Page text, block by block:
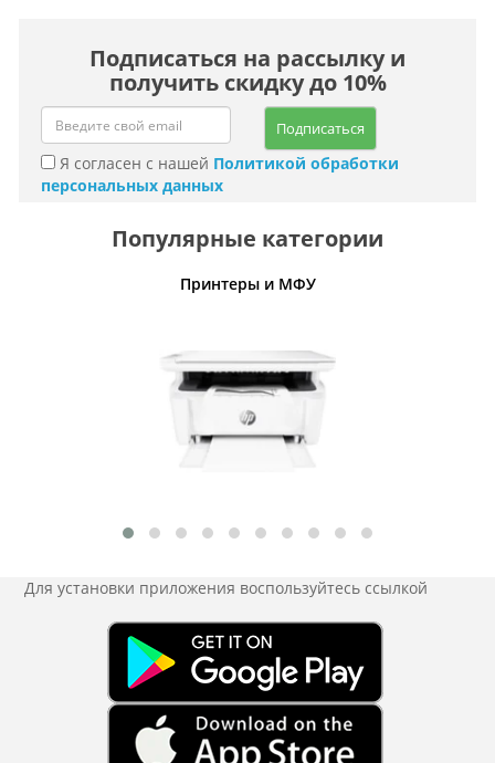
Подписаться на рассылку и
получить скидку до 10%
Подписаться
Я согласен с нашей Политикой обработки
персональных данных
Популярные категории
Принтеры и МФУ
Для установки приложения воспользуйтесь ссылкой